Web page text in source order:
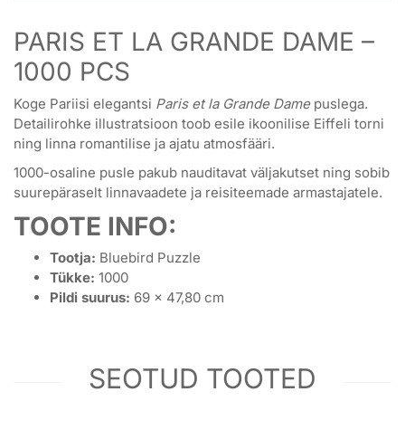
PARIS ET LA GRANDE DAME –
1000 PCS
Koge Pariisi elegantsi Paris et la Grande Damepuslega.
Detailirohke illustratsioon toob esile ikoonilise Eiffeli torni
ning linna romantilise ja ajatu atmosfääri.
1000-osaline pusle pakub nauditavat väljakutset ning sobib
suurepäraselt linnavaadete ja reisiteemade armastajatele.
TOOTE INFO:
Tootja: Bluebird Puzzle
Tükke: 1000
Pildi suurus: 69 × 47,80 cm
SEOTUD TOOTED